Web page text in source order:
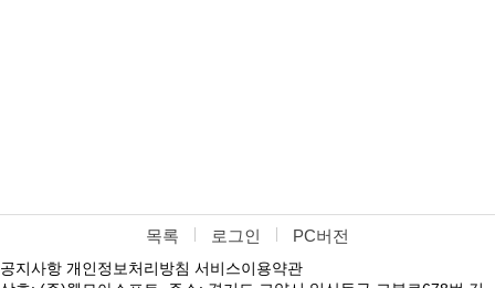
목록 로그인 PC버전
공지사항 개인정보처리방침 서비스이용약관